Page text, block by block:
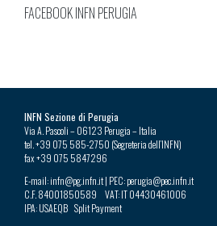
FACEBOOK INFN PERUGIA
INFN Sezione di Perugia
Via A. Pascoli – 06123 Perugia – Italia
tel. +39 075 585-2750 (Segreteria dell’INFN)
fax +39 075 5847296
E-mail: infn@pg.infn.it | PEC: perugia@pec.infn.it
C.F. 84001850589 VAT: IT 04430461006
IPA: USAEQB Split Payment